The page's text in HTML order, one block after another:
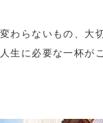
変わらないもの、大
人生に必要な一杯が